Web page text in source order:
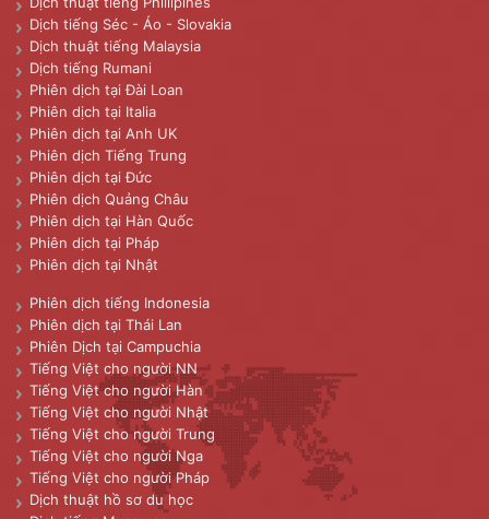
Dịch tiếng Séc - Áo - Slovakia
Dịch thuật tiếng Malaysia
Dịch tiếng Rumani
Phiên dịch tại Đài Loan
Phiên dịch tại Italia
Phiên dịch tại Anh UK
Phiên dịch Tiếng Trung
Phiên dịch tại Đức
Phiên dịch Quảng Châu
Phiên dịch tại Hàn Quốc
Phiên dịch tại Pháp
Phiên dịch tại Nhật
Phiên dịch tiếng Indonesia
Phiên dịch tại Thái Lan
Phiên Dịch tại Campuchia
Tiếng Việt cho người NN
Tiếng Việt cho người Hàn
Tiếng Việt cho người Nhật
Tiếng Việt cho người Trung
Tiếng Việt cho người Nga
Tiếng Việt cho người Pháp
Dịch thuật hồ sơ du học